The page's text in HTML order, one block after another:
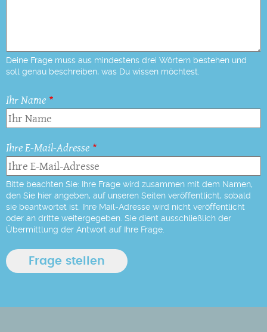
Deine Frage muss aus mindestens drei Wörtern bestehen und
soll genau beschreiben, was Du wissen möchtest.
Ihr Name
Ihre E-Mail-Adresse
Bitte beachten Sie: Ihre Frage wird zusammen mit dem Namen,
den Sie hier angeben, auf unseren Seiten veröffentlicht, sobald
sie beantwortet ist. Ihre Mail-Adresse wird nicht veröffentlicht
oder an dritte weitergegeben. Sie dient ausschließlich der
Übermittlung der Antwort auf Ihre Frage.